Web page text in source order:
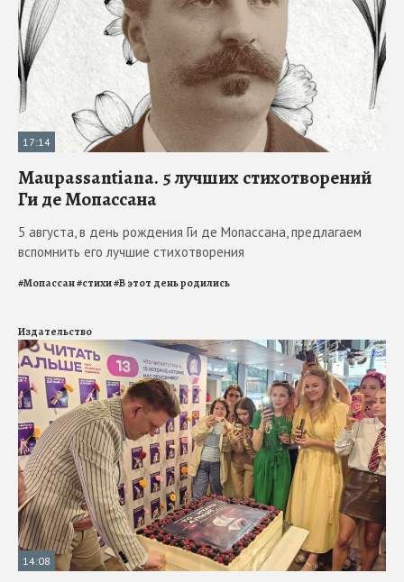
17:14
Maupassantiana. 5 лучших стихотворений
Ги де Мопассана
5 августа, в день рождения Ги де Мопассана, предлагаем
вспомнить его лучшие стихотворения
#Мопассан#стихи#В этот день родились
Издательство
14:08